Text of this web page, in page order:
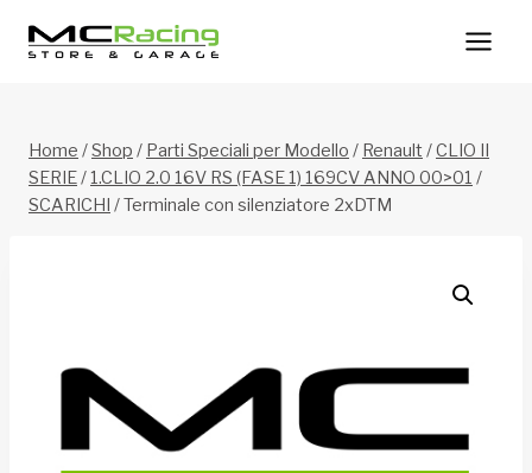
Home /Shop / Parti Speciali per Modello / Renault /CLIO II
SERIE/1.CLIO 2.0 16V RS (FASE 1) 169CV ANNO 00>01 /
SCARICHI /Terminale con silenziatore 2xDTM